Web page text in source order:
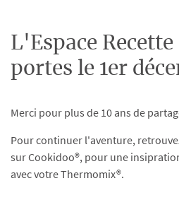
L'Espace Recette
portes le 1er
Merci pour plus de 10 ans de
Pour continuer l'aventure,
sur Cookidoo®, pour une
avec votre Thermomix®.